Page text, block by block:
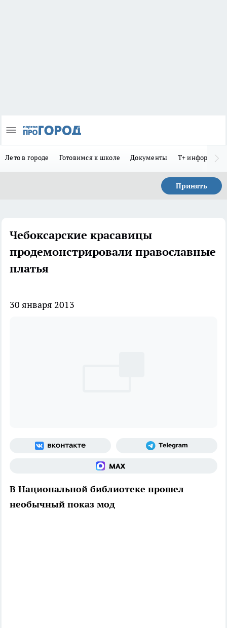
Лето в городе Готовимся к школе Документы Т+
Принять
Чебоксарские красавицы
продемонстрировали православные
платья
30 января 2013
В Национальной библиотеке прошел
необычный показ мод